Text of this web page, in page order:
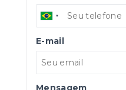
E-mail
Mensagem